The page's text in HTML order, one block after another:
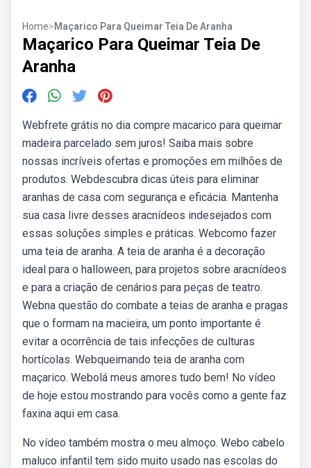
Home>Maçarico Para Queimar Teia De Aranha
Maçarico Para Queimar Teia De
Aranha
Webfrete grátis no dia compre macarico para queimar
madeira parcelado sem juros! Saiba mais sobre
nossas incríveis ofertas e promoções em milhões de
produtos. Webdescubra dicas úteis para eliminar
aranhas de casa com segurança e eficácia. Mantenha
sua casa livre desses aracnídeos indesejados com
essas soluções simples e práticas. Webcomo fazer
uma teia de aranha. A teia de aranha é a decoração
ideal para o halloween, para projetos sobre aracnídeos
e para a criação de cenários para peças de teatro.
Webna questão do combate a teias de aranha e pragas
que o formam na macieira, um ponto importante é
evitar a ocorrência de tais infecções de culturas
hortícolas. Webqueimando teia de aranha com
maçarico. Webolá meus amores tudo bem! No vídeo
de hoje estou mostrando para vocês como a gente faz
faxina aqui em casa.
No vídeo também mostra o meu almoço. Webo cabelo
maluco infantil tem sido muito usado nas escolas do